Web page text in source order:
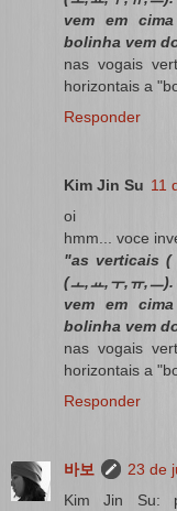
vem em
bolinha vem
nas vogais
horizontais a
Responder
Kim Jin Su 11
oi
hmm... voce
"as verticais (
(ㅗ,ㅛ,ㅜ,ㅠ,
vem em
bolinha vem
nas vogais
horizontais a
Responder
바보
23 de
Kim Jin Su: